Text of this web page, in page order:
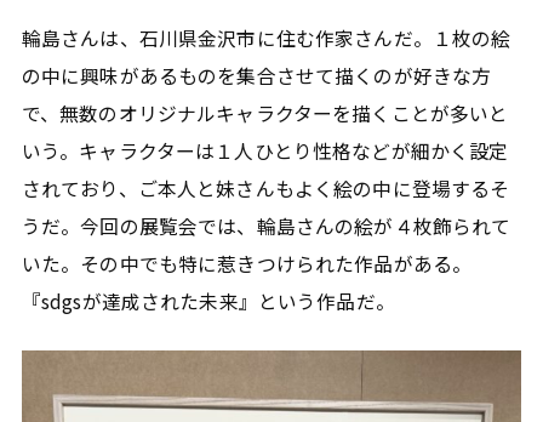
輪島さんは、石川県金沢市に住む作家さんだ。１枚の絵
の中に興味があるものを集合させて描くのが好きな方
で、無数のオリジナルキャラクターを描くことが多いと
いう。キャラクターは１人ひとり性格などが細かく設定
されており、ご本人と妹さんもよく絵の中に登場するそ
うだ。今回の展覧会では、輪島さんの絵が４枚飾られて
いた。その中でも特に惹きつけられた作品がある。
『sdgsが達成された未来』という作品だ。